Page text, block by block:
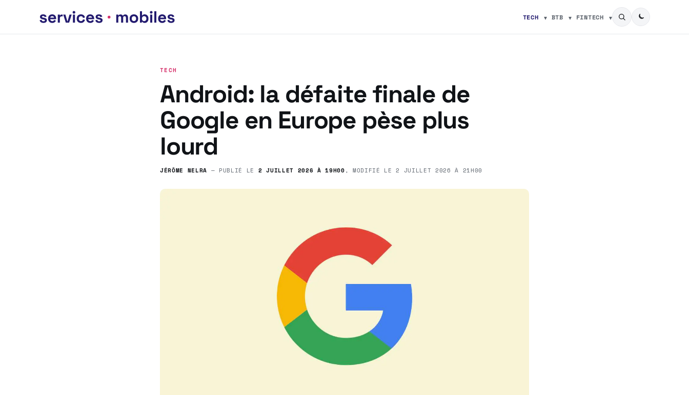
TECH BTB FINTECH
TECH
Android: la défaite finale de
Google en Europe pèse plus
lourd
JÉRÔME NELRA — PUBLIÉ LE 2 JUILLET 2026 À 19H00, MODIFIÉ LE2 JUILLET 2026 À 21H00